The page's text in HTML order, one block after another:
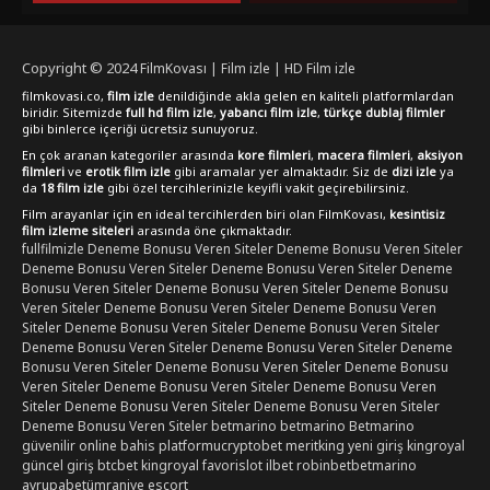
Copyright © 2024FilmKovası | Film izle | HD Film izle
filmkovasi.co, film izle denildiğinde akla gelen en kaliteli platformlardan
biridir. Sitemizde full hd film izle, yabancı film izle, türkçe dublaj filmler
gibi binlerce içeriği ücretsiz sunuyoruz.
En çok aranan kategoriler arasında kore filmleri, macera filmleri, aksiyon
filmleri ve erotik film izle gibi aramalar yer almaktadır. Siz de dizi izle ya
da 18 film izle gibi özel tercihlerinizle keyifli vakit geçirebilirsiniz.
Film arayanlar için en ideal tercihlerden biri olan FilmKovası, kesintisiz
film izleme siteleri arasında öne çıkmaktadır.
fullfilmizle Deneme Bonusu Veren SitelerDeneme Bonusu Veren Siteler
Deneme Bonusu Veren SitelerDeneme Bonusu Veren SitelerDeneme
Bonusu Veren SitelerDeneme Bonusu Veren SitelerDeneme Bonusu
Veren SitelerDeneme Bonusu Veren SitelerDeneme Bonusu Veren
SitelerDeneme Bonusu Veren SitelerDeneme Bonusu Veren Siteler
Deneme Bonusu Veren SitelerDeneme Bonusu Veren SitelerDeneme
Bonusu Veren SitelerDeneme Bonusu Veren SitelerDeneme Bonusu
Veren SitelerDeneme Bonusu Veren SitelerDeneme Bonusu Veren
SitelerDeneme Bonusu Veren SitelerDeneme Bonusu Veren Siteler
Deneme Bonusu Veren Sitelerbetmarino betmarino Betmarino
güvenilir online bahis platformucryptobetmeritking yeni girişkingroyal
güncel girişbtcbetkingroyal favorislotilbetrobinbetbetmarino
avrupabetümraniye escort